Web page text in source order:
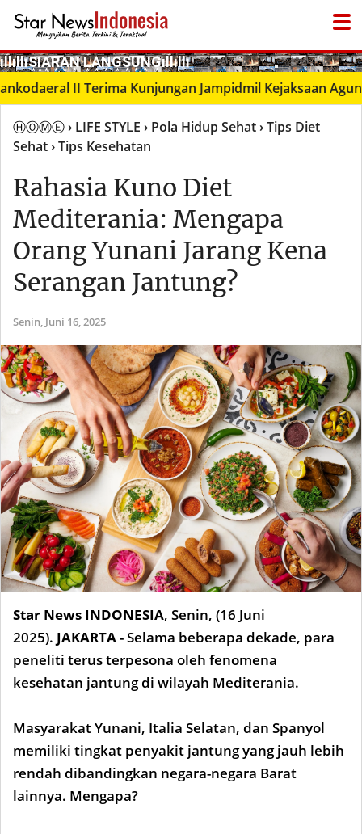
­ıllıllıS͙I͙A͙R͙A͙N͙ L͙A͙N͙G͙S͙U͙N͙G͙ıllıllı ● LIVΞ Tᐯ
II Terima Kunjungan Jampidmil Kejaksaan Agung
ⒽⓄⓂⒺ› LIFE STYLE › Pola Hidup Sehat› Tips Diet
Sehat› Tips Kesehatan
Rahasia Kuno Diet
Mediterania: Mengapa
Orang Yunani Jarang Kena
Serangan Jantung?
Senin, Juni 16, 2025
Star News INDONESIA, Senin, (16 Juni
2025). JAKARTA- Selama beberapa dekade, para
peneliti terus terpesona oleh fenomena
kesehatan jantung di wilayah Mediterania.
Masyarakat Yunani, Italia Selatan, dan Spanyol
memiliki tingkat penyakit jantung yang jauh lebih
rendah dibandingkan negara-negara Barat
lainnya. Mengapa?